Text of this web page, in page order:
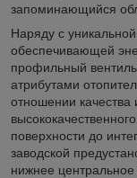
запоминающийся
Наряду с
обеспечивающей
профильный
атрибутами
отношении качества
поверхности до
заводской
нижнее центральное